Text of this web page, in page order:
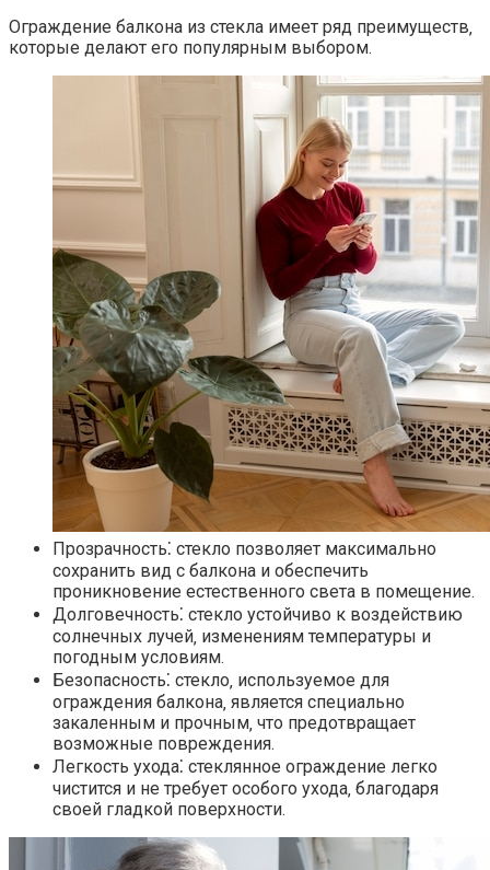
Ограждение балкона из стекла имеет ряд преимуществ‚
которые делают его популярным выбором.​
Прозрачность⁚ стекло позволяет максимально
сохранить вид с балкона и обеспечить
проникновение естественного света в помещение.
Долговечность⁚ стекло устойчиво к воздействию
солнечных лучей‚ изменениям температуры и
погодным условиям.​
Безопасность⁚ стекло‚ используемое для
ограждения балкона‚ является специально
закаленным и прочным‚ что предотвращает
возможные повреждения.​
Легкость ухода⁚ стеклянное ограждение легко
чистится и не требует особого ухода‚ благодаря
своей гладкой поверхности.​